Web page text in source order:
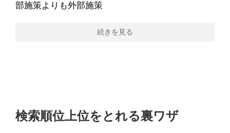
部施策よりも外部施策
続きを見る
検索順位上位をとれる裏ワザ